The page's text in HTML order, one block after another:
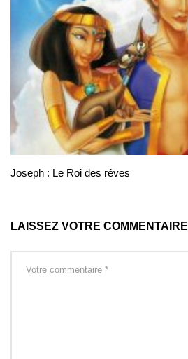
Joseph : Le Roi des rêves
LAISSEZ VOTRE COMMENTAIRE